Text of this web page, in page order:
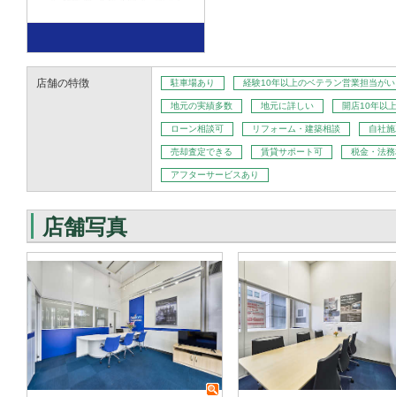
店舗の特徴 駐車場あり 経験10年以上のベテラン営業担当が
地元の実績多数 地元に詳しい 開店10年以上
ローン相談可 リフォーム・建築相談 自社
売却査定できる 賃貸サポート可 税金・法
アフターサービスあり
店舗写真